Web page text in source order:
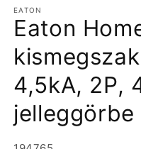
megnyitása
a
modális
EATON
Eaton
4,5kA, 2P,
jelleggörbe